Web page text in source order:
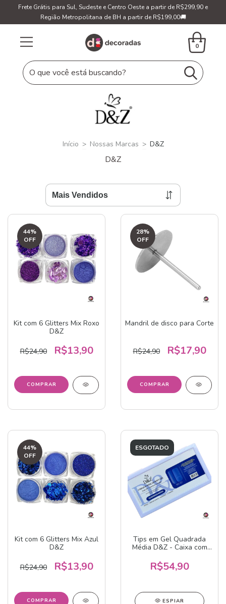
Frete Grátis para Sul, Sudeste e Centro Oeste a partir de R$299,90 e
Região Metropolitana de BH a partir de R$199,00🚚
0
Início > Nossas Marcas > D&Z
D&Z
44%
OFF
Kit com 6 Glitters Mix Roxo
D&Z
R$24,90 R$13,90
28%
OFF
Mandril de disco para Corte
R$24,90 R$17,90
44%
OFF
Kit com 6 Glitters Mix Azul
D&Z
R$24,90 R$13,90
ESGOTADO
Tips em Gel Quadrada
Média D&Z - Caixa com
R$54,90
ESPIAR